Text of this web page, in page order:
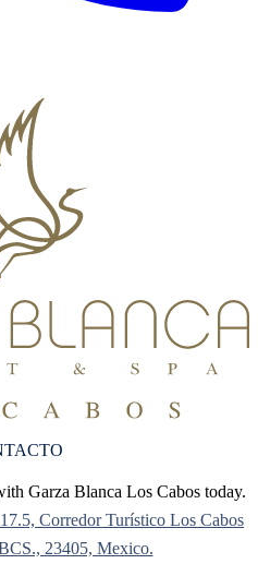
Garza Blanca Los Cabos today.
Corredor Turístico Los Cabos
23405, Mexico.